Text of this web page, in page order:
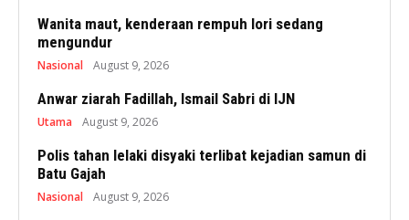
Wanita maut, kenderaan rempuh lori sedang
mengundur
Nasional August 9, 2026
Anwar ziarah Fadillah, Ismail Sabri di IJN
Utama August 9, 2026
Polis tahan lelaki disyaki terlibat kejadian samun di
Batu Gajah
Nasional August 9, 2026